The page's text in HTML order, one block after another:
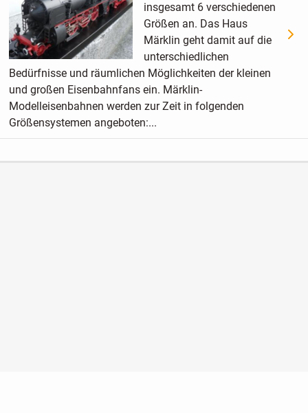
insgesamt 6 verschiedenen
Größen an. Das Haus
Märklin geht damit auf die
unterschiedlichen
Bedürfnisse und räumlichen Möglichkeiten der kleinen
und großen Eisenbahnfans ein. Märklin-
Modelleisenbahnen werden zur Zeit in folgenden
Größensystemen angeboten:...